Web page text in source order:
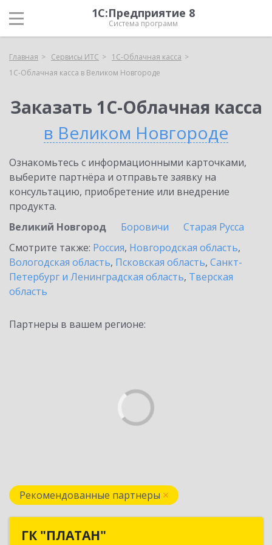
1С:Предприятие 8
Система программ
Главная Сервисы ИТС
1С-Облачная касса
1С-Облачная касса в Великом Новгороде
Заказать 1С-Облачная касса
в Великом Новгороде
Ознакомьтесь с информационными карточками,
выберите партнёра и отправьте заявку на
консультацию, приобретение или внедрение
продукта.
Великий Новгород
Боровичи
Старая Русса
Смотрите также: Россия, Новгородская область,
Вологодская область, Псковская область, Санкт-
Петербург и Ленинградская область, Тверская
область
Партнеры в вашем регионе:
Рекомендованные партнеры
ГК "ПЛАТАН"